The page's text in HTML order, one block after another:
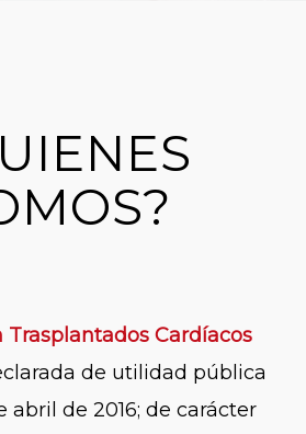
Trasplantados Cardíacos
de utilidad pública
abril de 2016; de carácter